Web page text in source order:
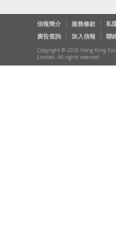
信報簡介 服務條款 私
廣告查詢
加入信報 聯
Copyright © 2026 Hong Kong
Limited. All rights reserved.